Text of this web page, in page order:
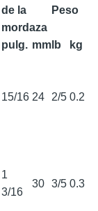
de la
mordaza
Peso
pulg. mm lb kg
15/16 24 2/5 0.2
1
3/16
30 3/5 0.3